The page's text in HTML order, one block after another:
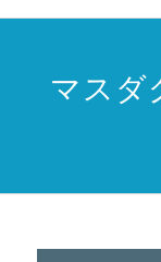
マスダ